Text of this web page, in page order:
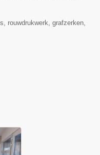
rouwdrukwerk, grafzerken,